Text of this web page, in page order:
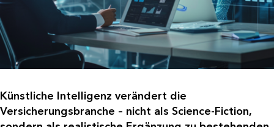
Künstliche Intelligenz verändert die
Versicherungsbranche – nicht als Science-Fiction,